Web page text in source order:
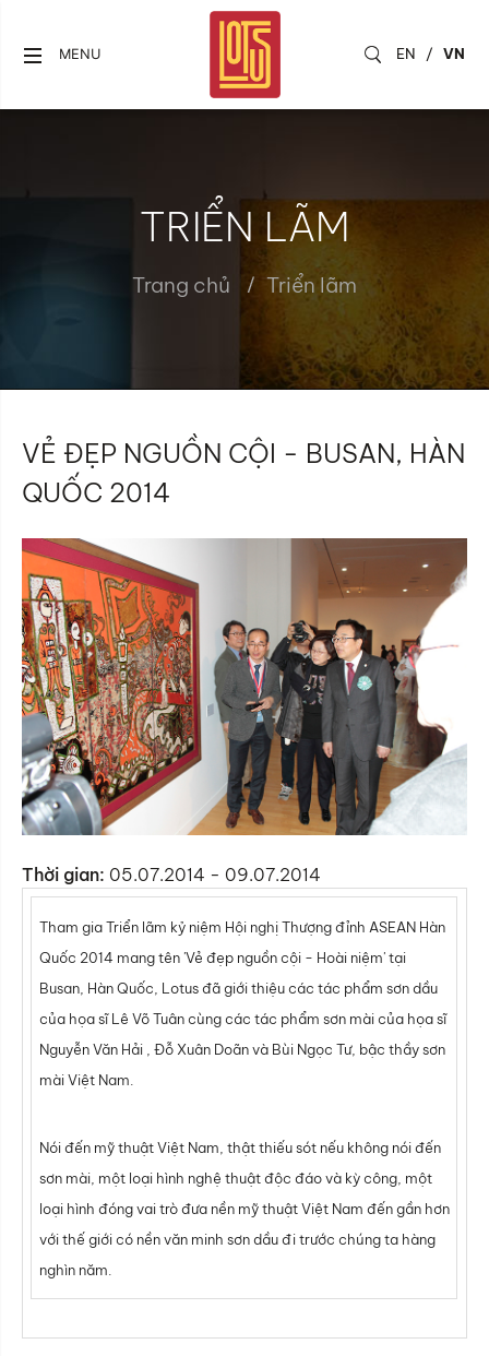
MENU EN / VN
TRIỂN LÃM
Trang chủ Triển lãm
VẺ ĐẸP NGUỒN CỘI - BUSAN, HÀN
QUỐC 2014
Thời gian: 05.07.2014 - 09.07.2014
Tham gia Triển lãm kỷ niệm Hội nghị Thượng đỉnh ASEAN Hàn
Quốc 2014 mang tên 'Vẻ đẹp nguồn cội - Hoài niệm' tại
Busan, Hàn Quốc, Lotus đã giới thiệu các tác phẩm sơn dầu
của họa sĩ Lê Võ Tuân cùng các tác phẩm sơn mài của họa sĩ
Nguyễn Văn Hải , Đỗ Xuân Doãn và Bùi Ngọc Tư, bậc thầy sơn
mài Việt Nam.
Nói đến mỹ thuật Việt Nam, thật thiếu sót nếu không nói đến
sơn mài, một loại hình nghệ thuật độc đáo và kỳ công, một
loại hình đóng vai trò đưa nền mỹ thuật Việt Nam đến gần hơn
với thế giới có nền văn minh sơn dầu đi trước chúng ta hàng
nghìn năm.